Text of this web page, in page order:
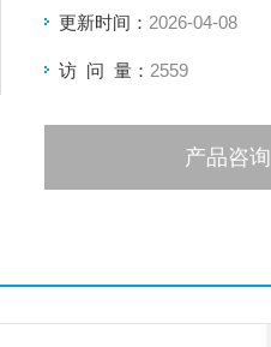
更新时间： 2026-04-08
访 问 量： 2559
产品咨询